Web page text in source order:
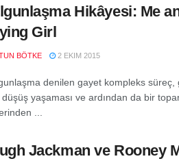
Hikâyesi: Me
Girl
BÖTKE 2 EKIM 2015
denilen gayet kompleks süreç,
düşüş yaşaması ve ardından da bir
...
Jackman ve Rooney